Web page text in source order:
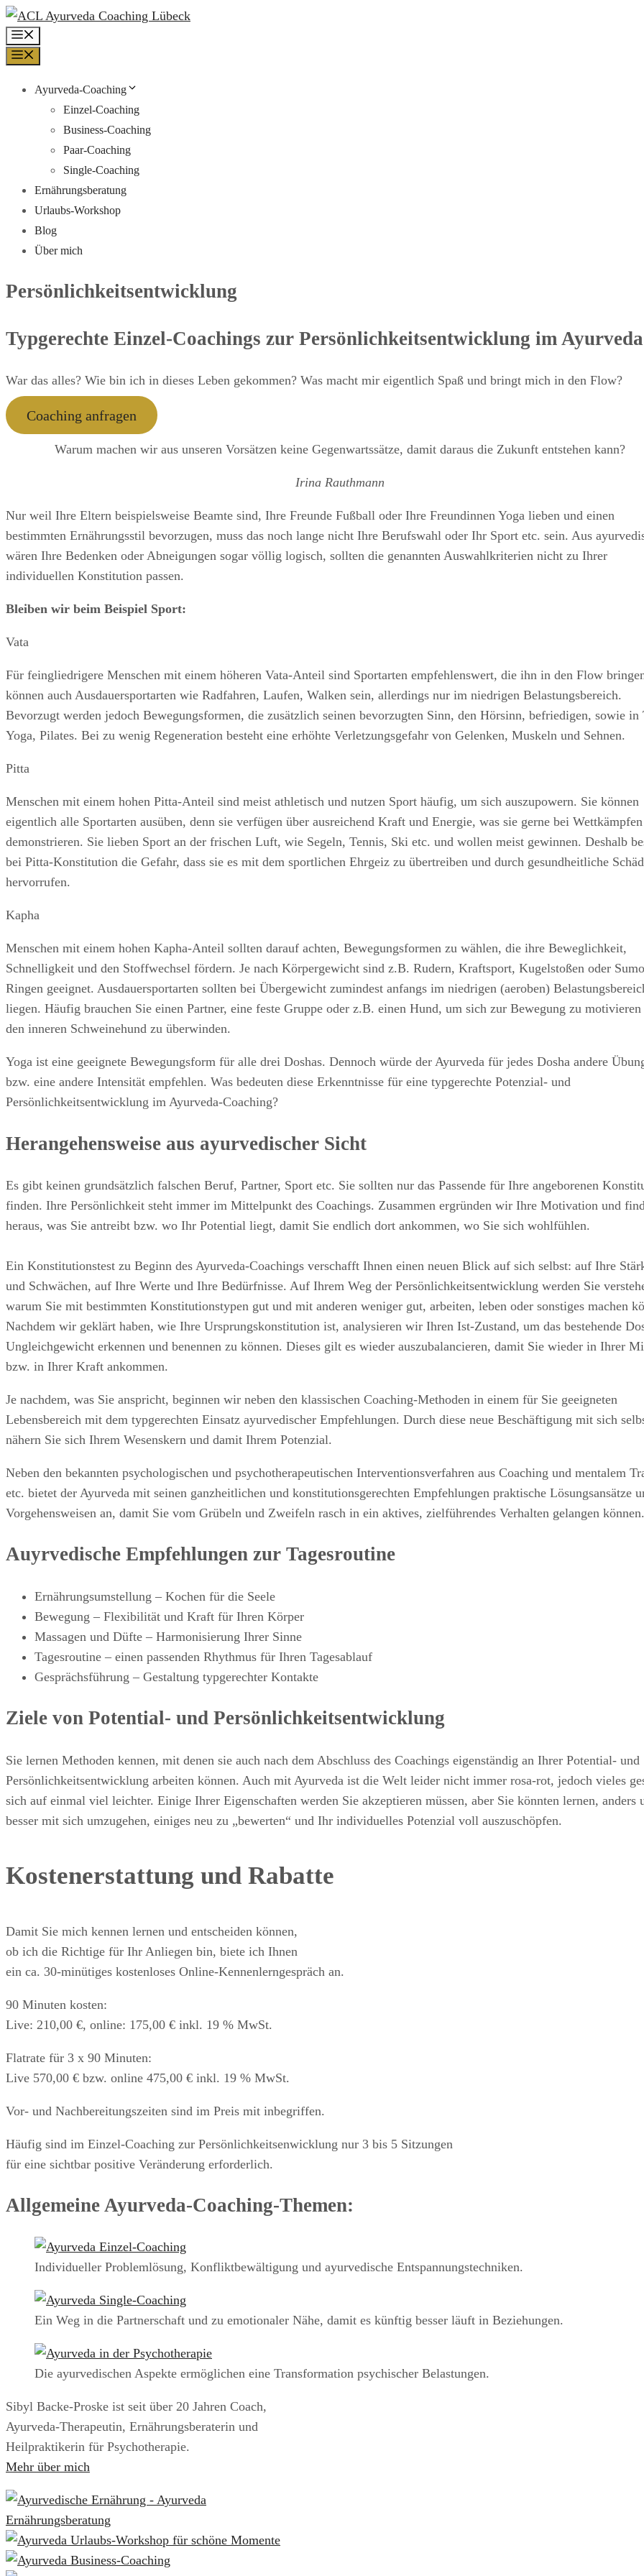
Zum
Inhalt
springen
Ayurveda-Coaching
Einzel-Coaching
Business-Coaching
Paar-Coaching
Single-Coaching
Ernährungsberatung
Urlaubs-Workshop
Blog
Über mich
Persönlichkeitsentwicklung
Typgerechte Einzel-Coachings zur Persönlichkeitsentwicklung im Ayurveda
War das alles? Wie bin ich in dieses Leben gekommen? Was macht mir eigentlich Spaß und bringt mich in den Flow?
Coaching anfragen
Warum machen wir aus unseren Vorsätzen keine Gegenwartssätze, damit daraus die Zukunft entstehen kann?
Irina Rauthmann
Nur weil Ihre Eltern beispielsweise Beamte sind, Ihre Freunde Fußball oder Ihre Freundinnen Yoga lieben und einen
bestimmten Ernährungsstil bevorzugen, muss das noch lange nicht Ihre Berufswahl oder Ihr Sport etc. sein. Aus
wären Ihre Bedenken oder Abneigungen sogar völlig logisch, sollten die genannten Auswahlkriterien nicht zu Ihrer
individuellen Konstitution passen.
Bleiben wir beim Beispiel Sport:
Vata
Für feingliedrigere Menschen mit einem höheren Vata-Anteil sind Sportarten empfehlenswert, die ihn in den Flow
können auch Ausdauersportarten wie Radfahren, Laufen, Walken sein, allerdings nur im niedrigen Belastungsbereich.
Bevorzugt werden jedoch Bewegungsformen, die zusätzlich seinen bevorzugten Sinn, den Hörsinn, befriedigen, sowie in
Yoga, Pilates. Bei zu wenig Regeneration besteht eine erhöhte Verletzungsgefahr von Gelenken, Muskeln und Sehnen.
Pitta
Menschen mit einem hohen Pitta-Anteil sind meist athletisch und nutzen Sport häufig, um sich auszupowern. Sie können
eigentlich alle Sportarten ausüben, denn sie verfügen über ausreichend Kraft und Energie, was sie gerne bei Wettkämpfen
demonstrieren. Sie lieben Sport an der frischen Luft, wie Segeln, Tennis, Ski etc. und wollen meist gewinnen. Deshalb
bei Pitta-Konstitution die Gefahr, dass sie es mit dem sportlichen Ehrgeiz zu übertreiben und durch gesundheitliche
hervorrufen.
Kapha
Menschen mit einem hohen Kapha-Anteil sollten darauf achten, Bewegungsformen zu wählen, die ihre Beweglichkeit,
Schnelligkeit und den Stoffwechsel fördern. Je nach Körpergewicht sind z.B. Rudern, Kraftsport, Kugelstoßen oder
Ringen geeignet. Ausdauersportarten sollten bei Übergewicht zumindest anfangs im niedrigen (aeroben)
liegen. Häufig brauchen Sie einen Partner, eine feste Gruppe oder z.B. einen Hund, um sich zur Bewegung zu motivieren
den inneren Schweinehund zu überwinden.
Yoga ist eine geeignete Bewegungsform für alle drei Doshas. Dennoch würde der Ayurveda für jedes Dosha andere
bzw. eine andere Intensität empfehlen. Was bedeuten diese Erkenntnisse für eine typgerechte Potenzial- und
Persönlichkeitsentwicklung im Ayurveda-Coaching?
Herangehensweise aus ayurvedischer Sicht
Es gibt keinen grundsätzlich falschen Beruf, Partner, Sport etc. Sie sollten nur das Passende für Ihre angeborenen
finden. Ihre Persönlichkeit steht immer im Mittelpunkt des Coachings. Zusammen ergründen wir Ihre Motivation und
heraus, was Sie antreibt bzw. wo Ihr Potential liegt, damit Sie endlich dort ankommen, wo Sie sich wohlfühlen.
Ein Konstitutionstest zu Beginn des Ayurveda-Coachings verschafft Ihnen einen neuen Blick auf sich selbst: auf Ihre
und Schwächen, auf Ihre Werte und Ihre Bedürfnisse. Auf Ihrem Weg der Persönlichkeitsentwicklung werden Sie
warum Sie mit bestimmten Konstitutionstypen gut und mit anderen weniger gut, arbeiten, leben oder sonstiges machen
Nachdem wir geklärt haben, wie Ihre Ursprungskonstitution ist, analysieren wir Ihren Ist-Zustand, um das bestehende
Ungleichgewicht erkennen und benennen zu können. Dieses gilt es wieder auszubalancieren, damit Sie wieder in Ihrer
bzw. in Ihrer Kraft ankommen.
Je nachdem, was Sie anspricht, beginnen wir neben den klassischen Coaching-Methoden in einem für Sie geeigneten
Lebensbereich mit dem typgerechten Einsatz ayurvedischer Empfehlungen. Durch diese neue Beschäftigung mit sich
nähern Sie sich Ihrem Wesenskern und damit Ihrem Potenzial.
Neben den bekannten psychologischen und psychotherapeutischen Interventionsverfahren aus Coaching und mentalem
etc. bietet der Ayurveda mit seinen ganzheitlichen und konstitutionsgerechten Empfehlungen praktische Lösungsansätze
Vorgehensweisen an, damit Sie vom Grübeln und Zweifeln rasch in ein aktives, zielführendes Verhalten gelangen können.
Auyrvedische Empfehlungen zur Tagesroutine
Ernährungsumstellung – Kochen für die Seele
Bewegung – Flexibilität und Kraft für Ihren Körper
Massagen und Düfte – Harmonisierung Ihrer Sinne
Tagesroutine – einen passenden Rhythmus für Ihren Tagesablauf
Gesprächsführung – Gestaltung typgerechter Kontakte
Ziele von Potential- und Persönlichkeitsentwicklung
Sie lernen Methoden kennen, mit denen sie auch nach dem Abschluss des Coachings eigenständig an Ihrer Potential- und
Persönlichkeitsentwicklung arbeiten können. Auch mit Ayurveda ist die Welt leider nicht immer rosa-rot, jedoch vieles
sich auf einmal viel leichter. Einige Ihrer Eigenschaften werden Sie akzeptieren müssen, aber Sie könnten lernen, anders
besser mit sich umzugehen, einiges neu zu „bewerten“ und Ihr individuelles Potenzial voll auszuschöpfen.
Kostenerstattung und Rabatte
Damit Sie mich kennen lernen und entscheiden können,
ob ich die Richtige für Ihr Anliegen bin, biete ich Ihnen
ein ca. 30-minütiges kostenloses Online-Kennenlerngespräch an.
90 Minuten kosten:
Live: 210,00 €, online: 175,00 € inkl. 19 % MwSt.
Flatrate für 3 x 90 Minuten:
Live 570,00 € bzw. online 475,00 € inkl. 19 % MwSt.
Vor- und Nachbereitungszeiten sind im Preis mit inbegriffen.
Häufig sind im Einzel-Coaching zur Persönlichkeitsenwicklung nur 3 bis 5 Sitzungen
für eine sichtbar positive Veränderung erforderlich.
Allgemeine Ayurveda-Coaching-Themen:
Individueller Problemlösung, Konfliktbewältigung und ayurvedische Entspannungstechniken.
Ein Weg in die Partnerschaft und zu emotionaler Nähe, damit es künftig besser läuft in Beziehungen.
Die ayurvedischen Aspekte ermöglichen eine Transformation psychischer Belastungen.
Sibyl Backe-Proske ist seit über 20 Jahren Coach,
Ayurveda-Therapeutin, Ernährungsberaterin und
Heilpraktikerin für Psychotherapie.
Mehr über mich